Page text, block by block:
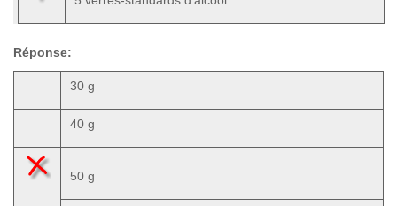
Réponse:
30 g
40 g
50 g